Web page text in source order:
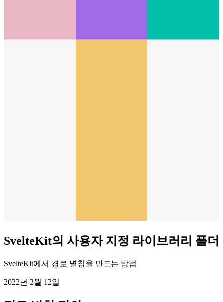
SvelteKit의 사용자 지정 라이브러리 폴더
SvelteKit에서 경로 별칭을 만드는 방법